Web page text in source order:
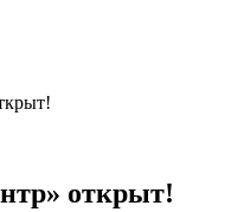
открыт!